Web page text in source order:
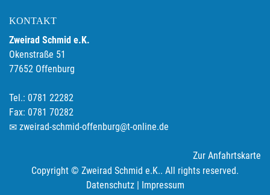
KONTAKT
Zweirad Schmid e.K.
Okenstraße 51
77652 Offenburg
Tel.: 0781 22282
Fax: 0781 70282
zweirad-schmid-offenburg@t-online.de
Zur Anfahrtskarte
Copyright © Zweirad Schmid e.K.. All rights reserved.
Datenschutz| Impressum